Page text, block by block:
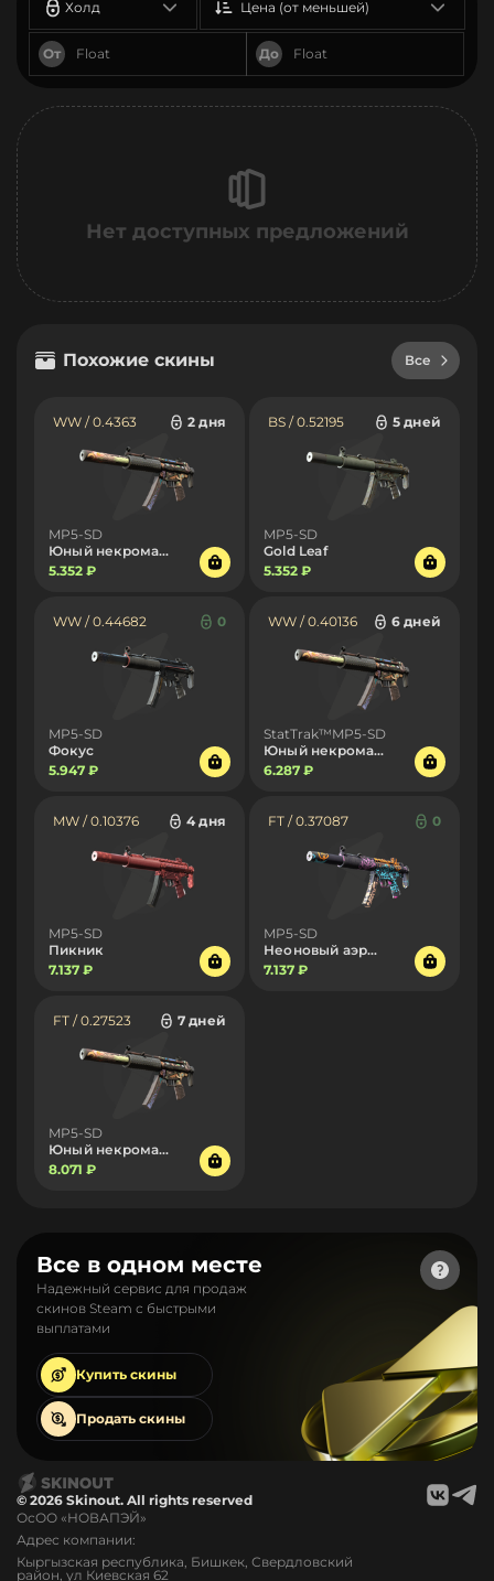
Холд
От До
Цена (от меньшей)
Нет доступных предложений
Похожие скины Все
WW / 0.4363 2 дня
MP5-SD
Юный некромант
5.352 ₽
BS / 0.52195 5 дней
MP5-SD
Gold Leaf
5.352 ₽
WW / 0.44682 0
MP5-SD
Фокус
5.947 ₽
WW / 0.40136 6 дней
StatTrak™MP5-SD
Юный некромант
6.287 ₽
MW / 0.10376 4 дня
MP5-SD
Пикник
7.137 ₽
FT / 0.37087 0
MP5-SD
Неоновый аэрозоль
7.137 ₽
FT / 0.27523 7 дней
MP5-SD
Юный некромант
8.071 ₽
Все в одном месте
Надежный сервис для продаж
скинов Steam с быстрыми
выплатами
Купить скины
Продать скины
© 2026 Skinout. All rights reserved
ОсОО «НОВАПЭЙ»
Адрес компании:
Кыргызская республика, Бишкек, Свердловский
район, ул Киевская 62